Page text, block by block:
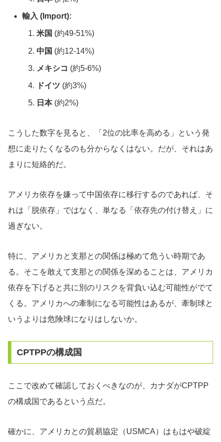
輸入 (Import):
米国 (約49-51%)
中国 (約12-14%)
メキシコ (約5-6%)
ドイツ (約3%)
日本(約2%)
こうした数字を見ると、「2位の比率を高める」という発
想に走りたくなるのも分からなくはない。だが、それはあ
まりに短絡的だ。
アメリカ依存を嫌って中国依存に移行するのであれば、そ
れは「脱依存」ではなく、単なる「依存先の付け替え」に
過ぎない。
特に、アメリカと支那との関係は極めて危うい時期であ
る。そこを敢えて支那との関係を深めることは、アメリカ
依存を下げると共に別のリスクを背負い込む可能性がでて
くる。アメリカへの牽制になる可能性はあるが、牽制球と
いうよりは危険球になりはしないか。
CPTPPの構成国
ここで改めて確認しておくべきなのが、カナダがCPTPP
の構成国であるという点だ。
確かに、アメリカとの貿易協定（USMCA）はもはや破綻